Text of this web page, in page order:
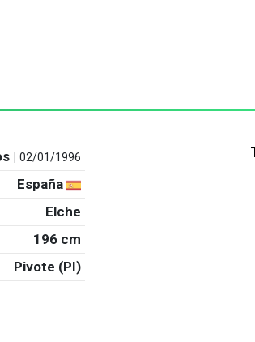
|02/01/1996
España
Elche
196 cm
Pivote (PI)